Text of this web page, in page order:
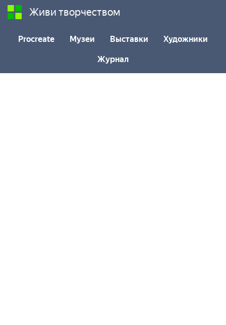
Живи творчеством
Procreate Музеи Выставки Художники
Журнал